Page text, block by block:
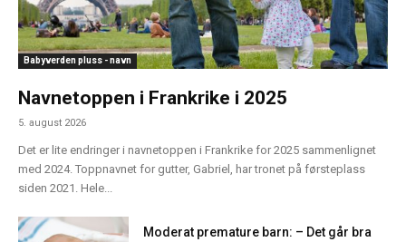
Babyverden pluss - navn
Navnetoppen i Frankrike i 2025
5. august 2026
Det er lite endringer i navnetoppen i Frankrike for 2025 sammenlignet
med 2024. Toppnavnet for gutter, Gabriel, har tronet på førsteplass
siden 2021. Hele...
Moderat premature barn: – Det går bra